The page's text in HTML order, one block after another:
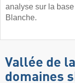
analyse sur la
Blanche.
Vallée de
domaines